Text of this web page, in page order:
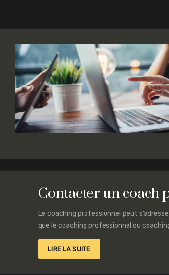
Contacter un coach
Le coaching professionnel peut
que le coaching professionnel ou
LIRE LA SUITE